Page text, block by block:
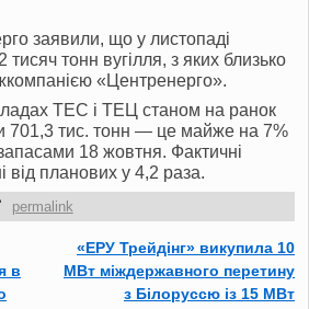
заявили, що у листопаді
тисяч тонн вугілля, з яких близько
«Центренерго».
ТЕС і ТЕЦ станом на ранок
701,3 тис. тонн — це майже на 7%
18 жовтня. Фактичні
від планових у 4,2 раза.
permalink
в
«ЕРУ Трейдінг» викупила 10
МВт міждержавного перетину
з Білоруссю із 15 МВт